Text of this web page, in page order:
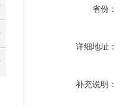
省份：
详细地址：
补充说明：